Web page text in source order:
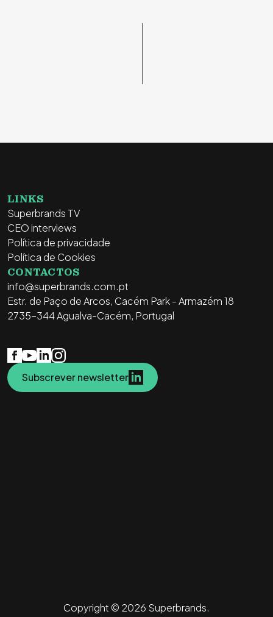
LINKS
Superbrands TV
CEO interviews
Política de privacidade
Política de Cookies
CONTACTOS
info@superbrands.com.pt
Estr. de Paço de Arcos, Cacém Park - Armazém 18
2735-344 Agualva-Cacém, Portugal
Subscrever newsletter
Copyright © 2026 Superbrands.